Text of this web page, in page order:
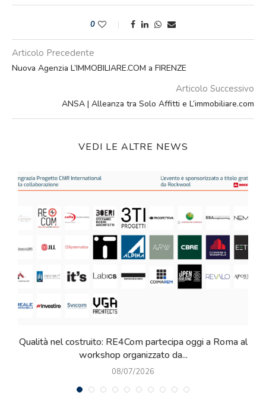
0
Articolo Precedente
Nuova Agenzia L’IMMOBILIARE.COM a FIRENZE
Articolo Successivo
ANSA | Alleanza tra Solo Affitti e L’immobiliare.com
VEDI LE ALTRE NEWS
Qualità nel costruito: RE4Com partecipa oggi a Roma al
workshop organizzato da...
08/07/2026